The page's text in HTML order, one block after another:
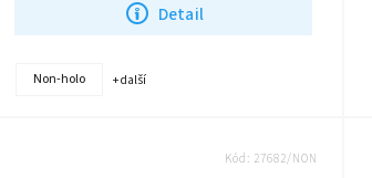
Detail
Non-holo + další
Kód: 27682/NON